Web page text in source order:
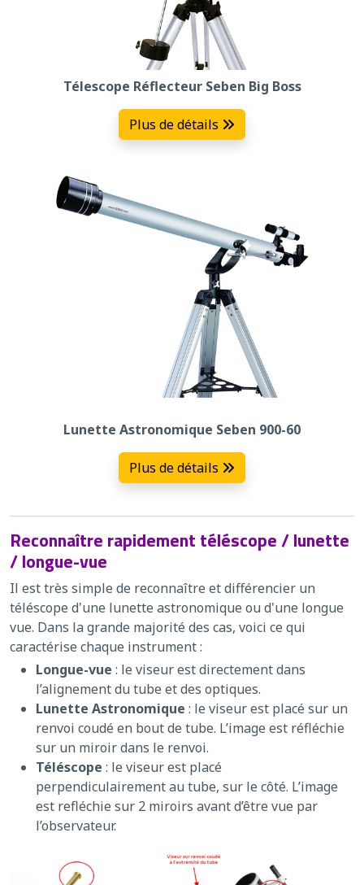
Télescope Réflecteur Seben Big Boss
Plus de détails
Lunette Astronomique Seben 900-60
Plus de détails
Reconnaître rapidement téléscope / lunette
/ longue-vue
Il est très simple de reconnaître et différencier un
téléscope d'une lunette astronomique ou d'une longue
vue. Dans la grande majorité des cas, voici ce qui
caractérise chaque instrument :
Longue-vue : le viseur est directement dans
l’alignement du tube et des optiques.
Lunette Astronomique : le viseur est placé sur un
renvoi coudé en bout de tube. L’image est réfléchie
sur un miroir dans le renvoi.
Téléscope : le viseur est placé
perpendiculairement au tube, sur le côté. L’image
est refléchie sur 2 miroirs avant d’être vue par
l’observateur.